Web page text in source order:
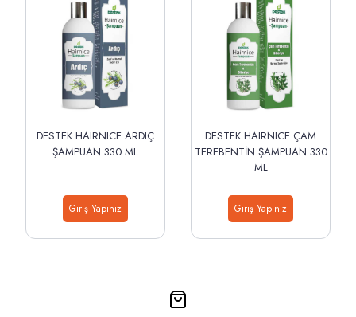
DESTEK HAIRNICE ARDIÇ
ŞAMPUAN 330 ML
Giriş Yapınız
DESTEK HAIRNICE ÇAM
TEREBENTİN ŞAMPUAN 330
ML
Giriş Yapınız